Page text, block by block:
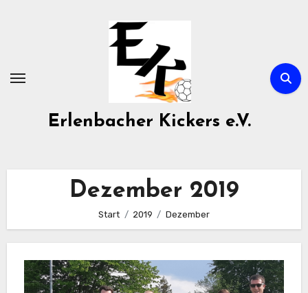
Erlenbacher Kickers e.V.
Dezember 2019
Start 2019 Dezember